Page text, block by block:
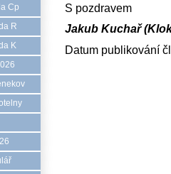
Cp
R
K
S pozdravem
Jakub Kuchař
Datum publikování